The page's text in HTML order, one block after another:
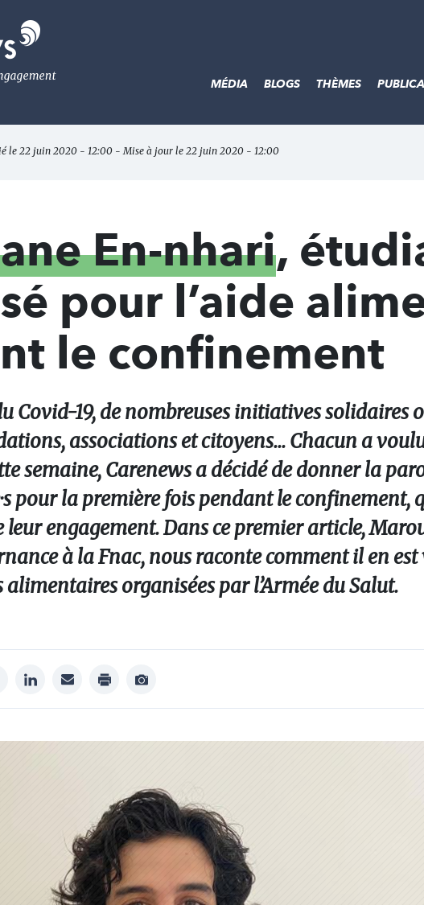
MÉDIA BLOGS THÈMES
le 22 juin 2020 - 12:00 - Mise à jour le 22 juin 2020 - 12:00
En-nhari,
pour l’aide
le confinement
Covid-19, de nombreuses initiatives solidaires
associations et citoyens... Chacun a
semaine, Carenews a décidé de donner la
pour la première fois pendant le confinement,
leur engagement. Dans ce premier article,
à la Fnac, nous raconte comment il en
organisées par l’Armée du Salut.
linkedinmail print
Afficher